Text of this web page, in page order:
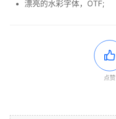
漂亮的水彩字体，OTF;
点赞